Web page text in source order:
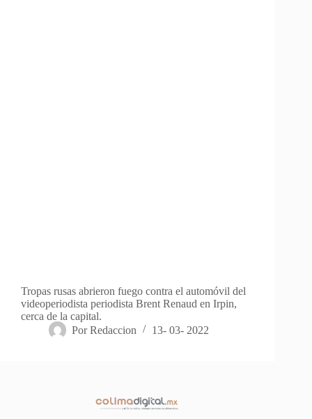
Tropas rusas abrieron fuego contra el automóvil del
videoperiodista periodista Brent Renaud en Irpin,
cerca de la capital.
Por Redaccion 13- 03- 2022